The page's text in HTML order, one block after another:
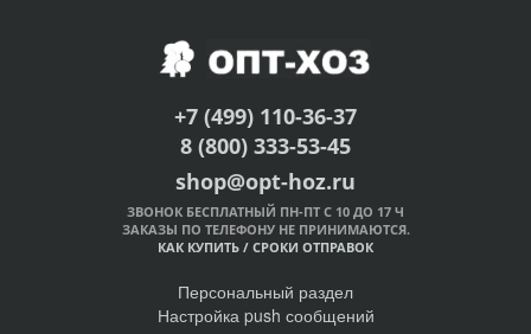
+7 (499) 110-36-37
8 (800) 333-53-45
shop@opt-hoz.ru
ЗВОНОК БЕСПЛАТНЫЙ ПН-ПТ С 10 ДО 17 Ч
ЗАКАЗЫ ПО ТЕЛЕФОНУ НЕ ПРИНИМАЮТСЯ.
КАК КУПИТЬ / СРОКИ ОТПРАВОК
Персональный раздел
Настройка push сообщений